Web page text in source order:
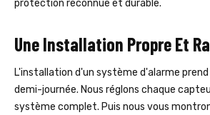
protection reconnue et durable.
Une Installation Propre Et
L'installation d'un système d'alarme prend
demi-journée. Nous réglons chaque
système complet. Puis nous vous